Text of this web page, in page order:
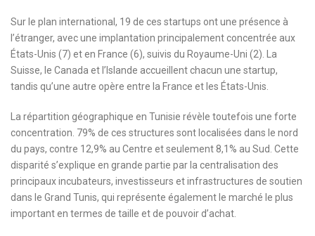
Sur le plan international, 19 de ces startups ont une présence à
l’étranger, avec une implantation principalement concentrée aux
États-Unis (7) et en France (6), suivis du Royaume-Uni (2). La
Suisse, le Canada et l’Islande accueillent chacun une startup,
tandis qu’une autre opère entre la France et les États-Unis.
La répartition géographique en Tunisie révèle toutefois une forte
concentration. 79% de ces structures sont localisées dans le nord
du pays, contre 12,9% au Centre et seulement 8,1% au Sud. Cette
disparité s’explique en grande partie par la centralisation des
principaux incubateurs, investisseurs et infrastructures de soutien
dans le Grand Tunis, qui représente également le marché le plus
important en termes de taille et de pouvoir d’achat.